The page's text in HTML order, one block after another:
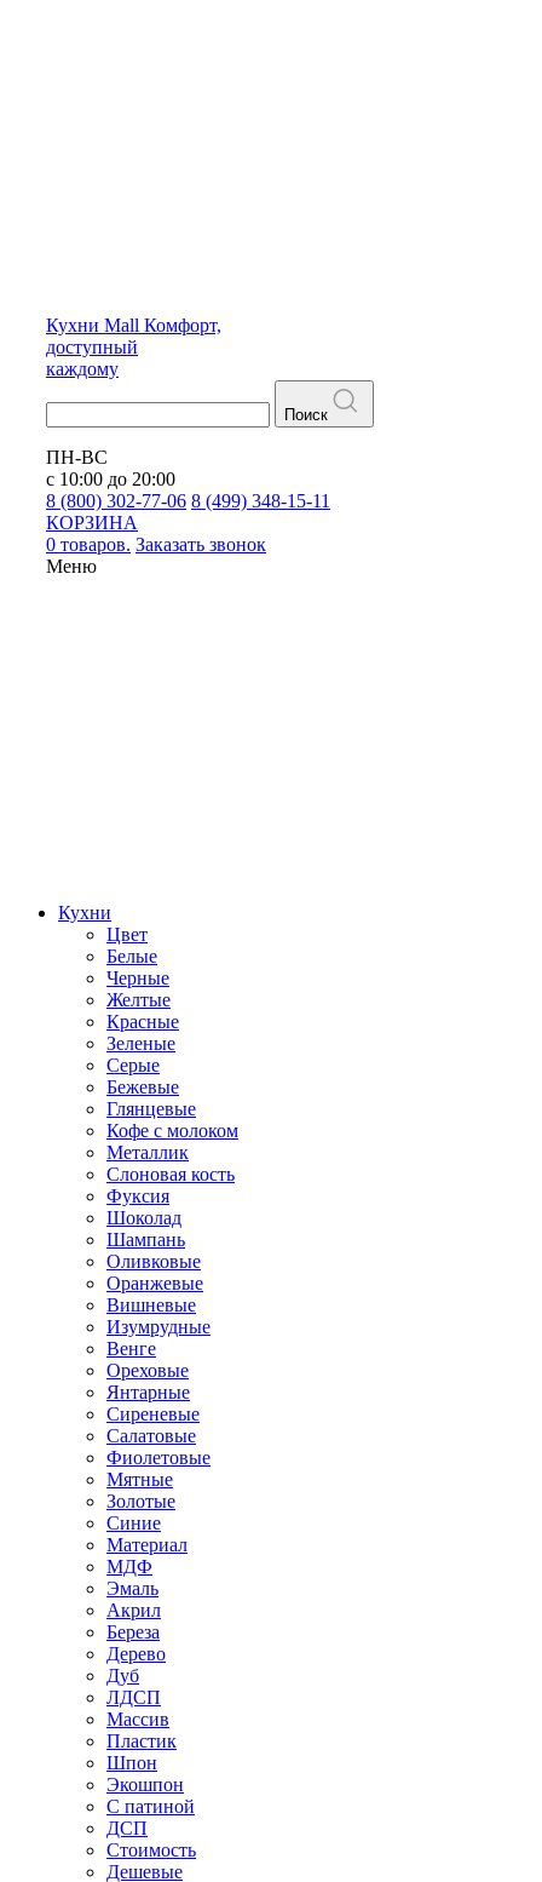
Кухни Mall Комфорт,
доступный
каждому
Поиск
ПН-ВС
с 10:00 до 20:00
8 (800) 302-77-06 8 (499) 348-15-11
КОРЗИНА
0 товаров. Заказать звонок
Меню
Кухни
Цвет
Белые
Черные
Желтые
Красные
Зеленые
Серые
Бежевые
Глянцевые
Кофе с молоком
Металлик
Слоновая кость
Фуксия
Шоколад
Шампань
Оливковые
Оранжевые
Вишневые
Изумрудные
Венге
Ореховые
Янтарные
Сиреневые
Салатовые
Фиолетовые
Мятные
Золотые
Синие
Материал
МДФ
Эмаль
Акрил
Береза
Дерево
Дуб
ЛДСП
Массив
Пластик
Шпон
Экошпон
С патиной
ДСП
Стоимость
Дешевые